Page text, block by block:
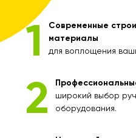
Современные
материалы
для воплощения
широкий выбор
оборудования.